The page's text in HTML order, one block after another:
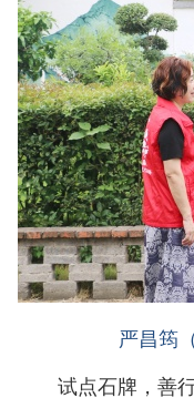
严昌筠
试点石牌，善